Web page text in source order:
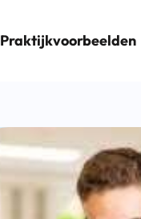
Praktijkvoorbeelden